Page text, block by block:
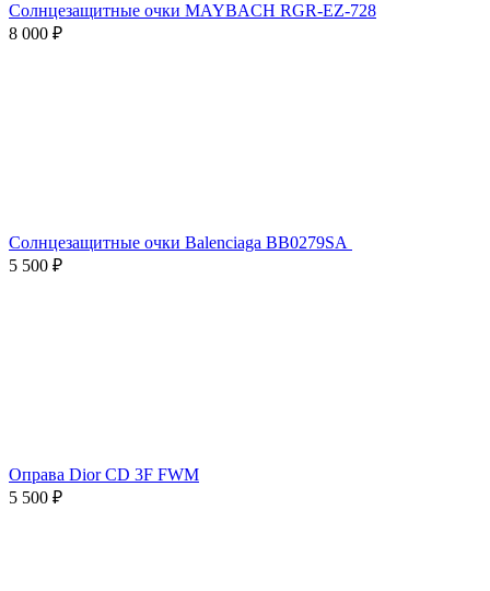
Солнцезащитные очки MAYBACH RGR-EZ-728
8 000 ₽
Солнцезащитные очки Balenciaga BB0279SA
5 500 ₽
Оправа Dior CD 3F FWM
5 500 ₽